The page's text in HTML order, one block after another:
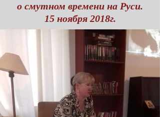
о смутном времени на Руси.
15 ноября 2018г.